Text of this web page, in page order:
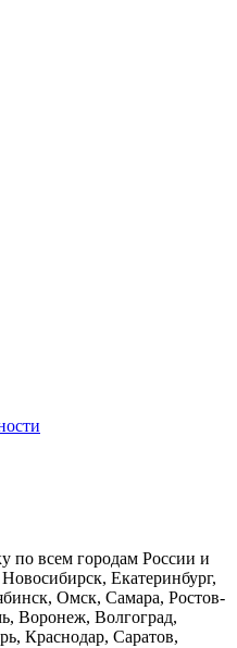
по всем городам России и
Екатеринбург,
Омск, Самара, Ростов-
Воронеж, Волгоград,
Краснодар, Саратов,